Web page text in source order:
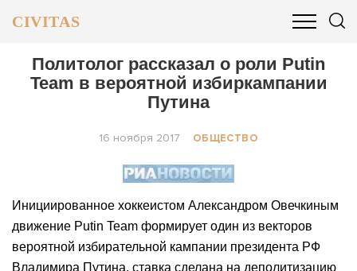
CIVITAS
ОБЩЕСТВО БИЗНЕС И ФИНАНСЫ
Политолог рассказал о роли Putin
Team в вероятной избиркампании
Путина
16 ноября 2017 ОБЩЕСТВО
Инициированное хоккеистом Александром Овечкиным
движение Putin Team формирует один из векторов
вероятной избирательной кампании президента РФ
Владимира Путина, ставка сделана на деполитизацию